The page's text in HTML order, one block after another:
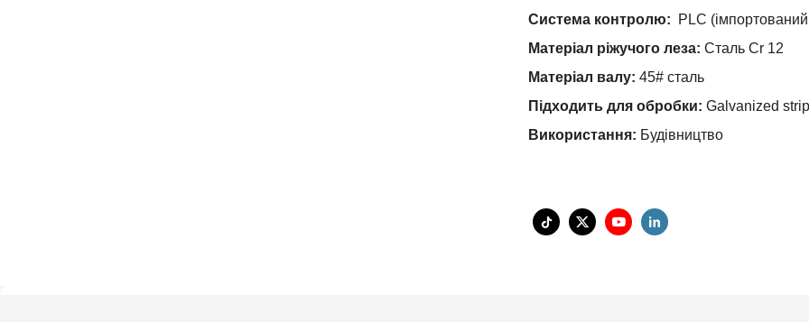
Система контролю:
PLC
Матеріал ріжучого леза: Сталь Cr 12
Матеріал валу: 45# сталь
Підходить для обробки: Galvanized
Використання: Будівництво